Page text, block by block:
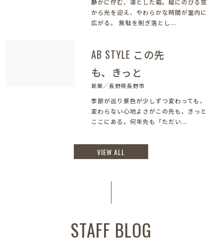
静かに佇む、凛とした箱。縦にのびる窓
から光を迎え、やわらかな時間が室内に
広がる。 無駄を削ぎ落とし...
AB STYLE この先
も、きっと
新築／長野県長野市
季節が巡り景色が少しずつ変わっても、
変わらない心地よさがこの先も、きっと
ここにある。何年先も「ただい...
VIEW ALL
STAFF BLOG